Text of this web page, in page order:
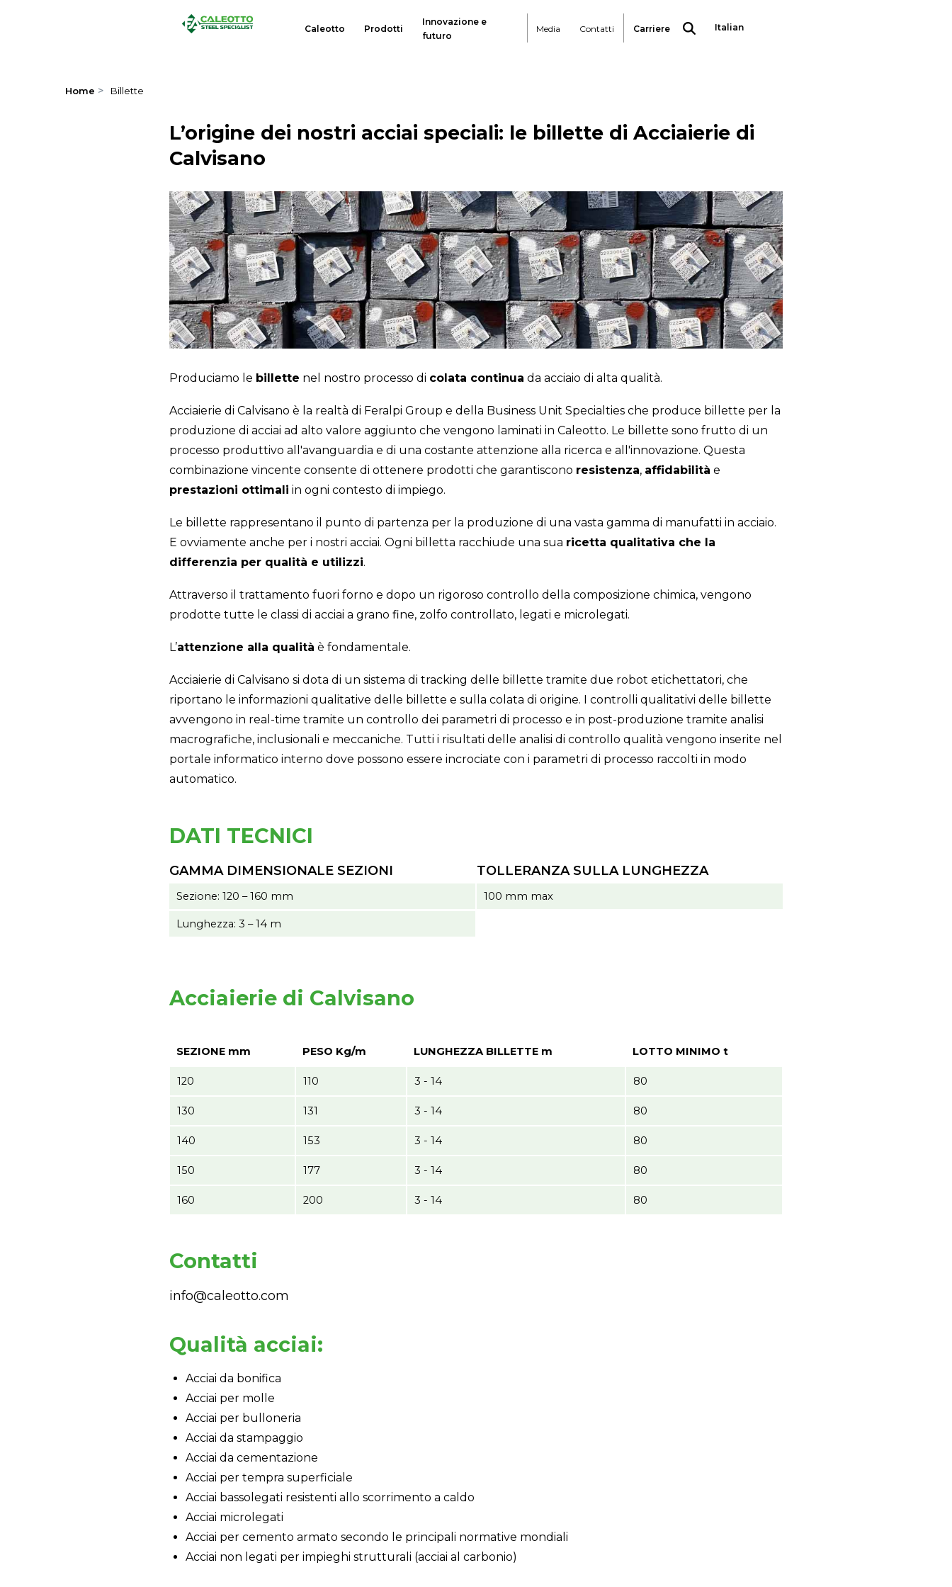
Caleotto Prodotti
Innovazione e
futuro
Media Contatti Carriere
Italian
Home > Billette
L’origine dei nostri acciai speciali: le billette di Acciaierie di
Calvisano
Produciamo le billette nel nostro processo di colata continua da acciaio di alta qualità.
Acciaierie di Calvisano è la realtà di Feralpi Group e della Business Unit Specialties che produce billette per la
produzione di acciai ad alto valore aggiunto che vengono laminati in Caleotto. Le billette sono frutto di un
processo produttivo all'avanguardia e di una costante attenzione alla ricerca e all'innovazione. Questa
combinazione vincente consente di ottenere prodotti che garantiscono resistenza, affidabilità e
prestazioni ottimali in ogni contesto di impiego.
Le billette rappresentano il punto di partenza per la produzione di una vasta gamma di manufatti in acciaio.
E ovviamente anche per i nostri acciai. Ogni billetta racchiude una sua ricetta qualitativa che la
differenzia per qualità e utilizzi.
Attraverso il trattamento fuori forno e dopo un rigoroso controllo della composizione chimica, vengono
prodotte tutte le classi di acciai a grano fine, zolfo controllato, legati e microlegati.
L’attenzione alla qualità è fondamentale.
Acciaierie di Calvisano si dota di un sistema di tracking delle billette tramite due robot etichettatori, che
riportano le informazioni qualitative delle billette e sulla colata di origine. I controlli qualitativi delle billette
avvengono in real-time tramite un controllo dei parametri di processo e in post-produzione tramite analisi
macrografiche, inclusionali e meccaniche. Tutti i risultati delle analisi di controllo qualità vengono inserite nel
portale informatico interno dove possono essere incrociate con i parametri di processo raccolti in modo
automatico.
DATI TECNICI
GAMMA DIMENSIONALE SEZIONI
Sezione: 120 – 160 mm
Lunghezza: 3 – 14 m
TOLLERANZA SULLA LUNGHEZZA
100 mm max
Acciaierie di Calvisano
SEZIONE mm PESO Kg/m LUNGHEZZA BILLETTE m LOTTO MINIMO t
120 110 3 - 14 80
130 131 3 - 14 80
140 153 3 - 14 80
150 177 3 - 14 80
160 200 3 - 14 80
Contatti
info@caleotto.com
Qualità acciai:
Acciai da bonifica
Acciai per molle
Acciai per bulloneria
Acciai da stampaggio
Acciai da cementazione
Acciai per tempra superficiale
Acciai bassolegati resistenti allo scorrimento a caldo
Acciai microlegati
Acciai per cemento armato secondo le principali normative mondiali
Acciai non legati per impieghi strutturali (acciai al carbonio)